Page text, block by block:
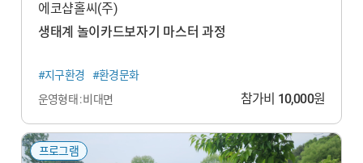
에코샵홀씨(주)
생태계 놀이카드보자기 마스터 과정
#지구환경
#환경문화
운영형태 : 비대면
참가비 10,000원
프로그램